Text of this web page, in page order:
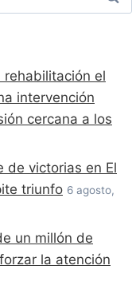
el
intervención
cercana a los
de victorias en El
triunfo 6 agosto,
un millón de
la atención